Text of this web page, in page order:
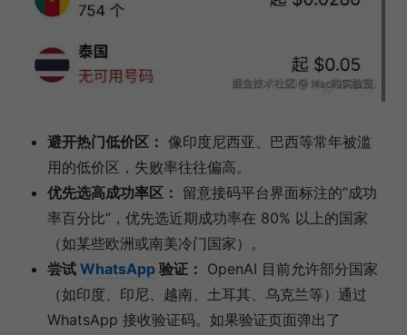
避开热门低价区： 像印度尼西亚、巴西等常年被滥
用的低价区，失败率往往偏高。
优先选高成功率区： 留意接码平台界面标注的“成功
率百分比”，优先选近期成功率在 80% 以上的国家
（如某些欧洲或南美冷门国家）。
尝试 WhatsApp 验证： OpenAI 目前允许部分国家
（如印度、印尼、越南、土耳其、乌克兰等）通过
WhatsApp 接收验证码。如果验证页面弹出了